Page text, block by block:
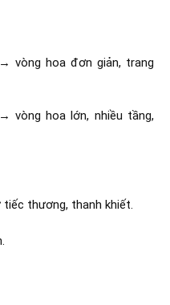
vòng hoa đơn giản, trang
vòng hoa lớn, nhiều tầng,
thương, thanh khiết.